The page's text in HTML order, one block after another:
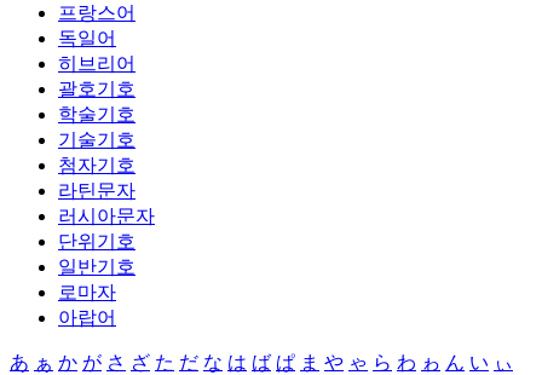
프랑스어
독일어
히브리어
괄호기호
학술기호
기술기호
첨자기호
라틴문자
러시아문자
단위기호
일반기호
로마자
아랍어
あ ぁ か が さ ざ た だ な は ば ぱ ま や ゃ ら わ ゎ ん い ぃ